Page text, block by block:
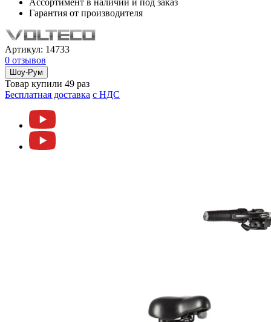
Гарантия от производителя
Артикул: 14733
0 отзывов
Шоу-Рум
Товар купили 49 раз
Бесплатная доставка c НДС